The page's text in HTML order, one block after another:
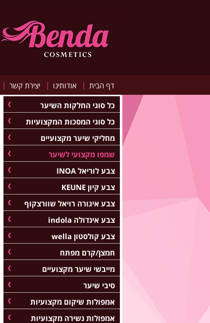
דף הבית | אודותינו | יצירת קשר |
כל סוגי החלקות השיער
כל סוגי המסכות המקצועיות
מחליקי שיער מקצועיים
שמפו מקצועי לשיער
צבע לוריאל INOA
צבע קיון KEUNE
צבע איגורה רויאל שוורצקוף
צבע אינדולה indola
צבע קולסטון wella
חמצן/קרם מפתח
מייבשי שיער מקצועיים
סיבי שיער
אמפולות שיקום מקצועיות
אמפולות נשירה מקצועיות